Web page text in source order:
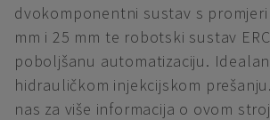
dvokomponentni sustav s
mm i 25 mm te robotski sustav
poboljšanu automatizaciju.
hidrauličkom injekcijskom
nas za više informacija o ovom